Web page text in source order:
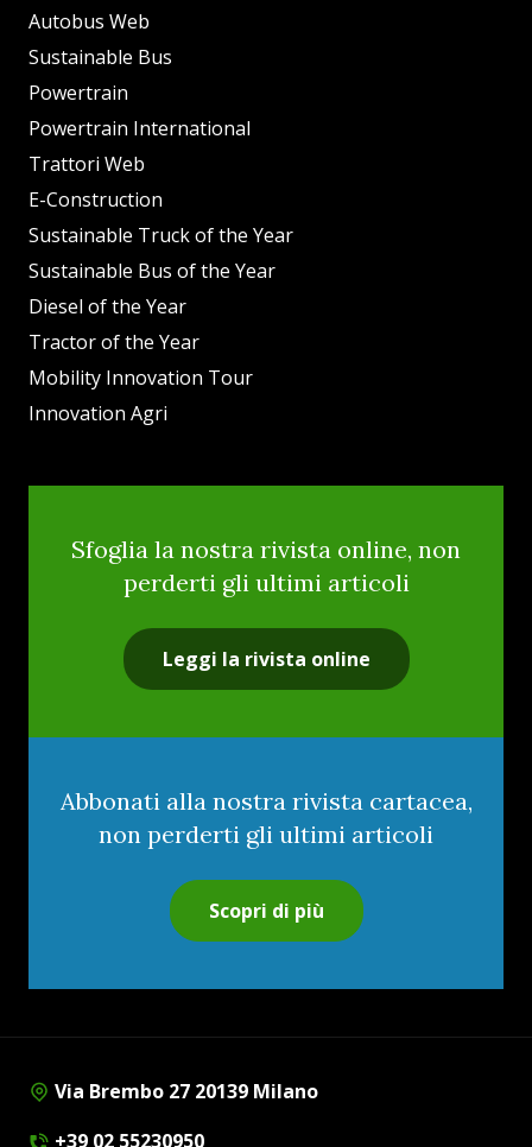
Autobus Web
Sustainable Bus
Powertrain
Powertrain International
Trattori Web
E-Construction
Sustainable Truck of the Year
Sustainable Bus of the Year
Diesel of the Year
Tractor of the Year
Mobility Innovation Tour
Innovation Agri
Sfoglia la nostra rivista online, non
perderti gli ultimi articoli
Leggi la rivista online
Abbonati alla nostra rivista cartacea,
non perderti gli ultimi articoli
Scopri di più
Via Brembo 27 20139 Milano
+39 02 55230950